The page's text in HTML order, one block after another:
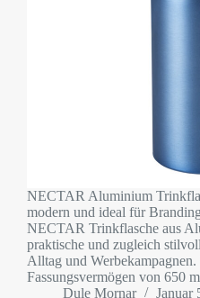
NECTAR Aluminium
modern und ideal für
NECTAR Trinkflasche aus
praktische und zugleich
Alltag und
Fassungsvermögen von 650
Dule Mornar
Januar